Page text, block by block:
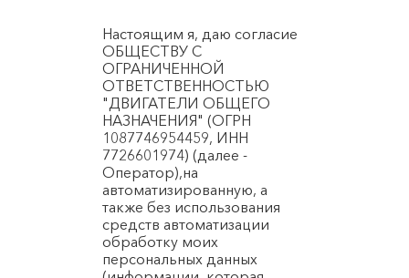
Настоящим я, даю согласие
ОБЩЕСТВУ С
ОГРАНИЧЕННОЙ
ОТВЕТСТВЕННОСТЬЮ
"ДВИГАТЕЛИ ОБЩЕГО
НАЗНАЧЕНИЯ" (ОГРН
1087746954459, ИНН
7726601974) (далее -
Оператор),на
автоматизированную, а
также без использования
средств автоматизации
обработку моих
персональных данных